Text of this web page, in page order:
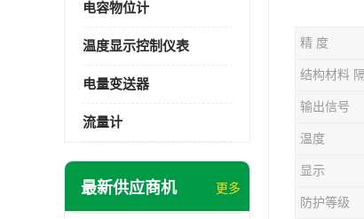
电容物位计
温度显示控制仪表
电量变送器
流量计
最新供应商机 更多
精 度
结构材料
输出信号
温度
显示
防护等级